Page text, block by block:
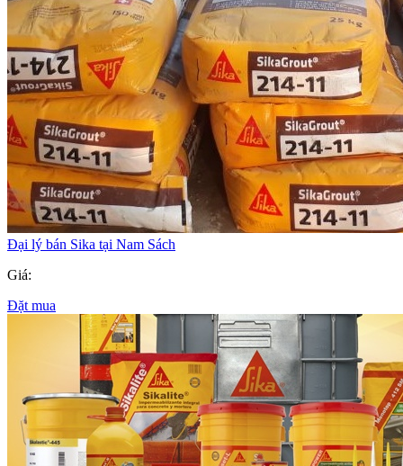
Đại lý bán Sika tại Nam Sách
Giá:
Đặt mua